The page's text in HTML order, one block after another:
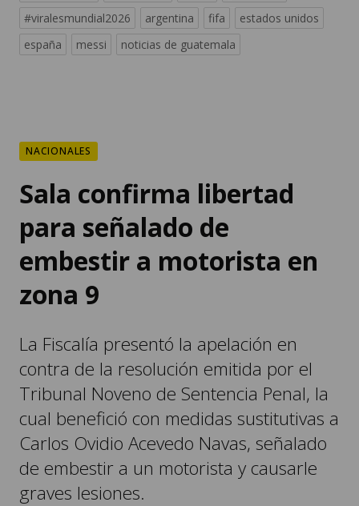
#viralesmundial2026
argentina fifa
estados unidos
españa
messi noticias de guatemala
NACIONALES
Sala confirma libertad
para señalado de
embestir a motorista en
zona 9
La Fiscalía presentó la apelación en
contra de la resolución emitida por el
Tribunal Noveno de Sentencia Penal, la
cual benefició con medidas sustitutivas a
Carlos Ovidio Acevedo Navas, señalado
de embestir a un motorista y causarle
graves lesiones.